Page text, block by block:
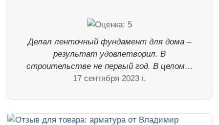
Делал ленточный фундамент для дома –
результат удовлетворил. В
строительстве не первый год. В целом…
17 сентября 2023 г.